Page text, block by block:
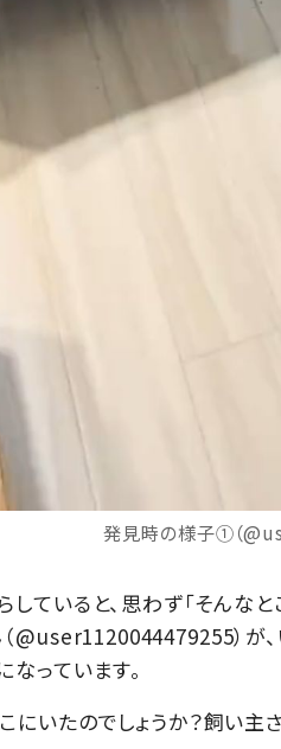
発見時の様子①（
していると、思わず「そんな
@user1120044479255）が
なっています。
にいたのでしょうか？飼い主